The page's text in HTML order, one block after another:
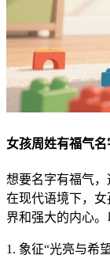
女孩周姓有福气名
想要名字有福气，
在现代语境下，
界和强大的内心。
1. 象征“光亮与希